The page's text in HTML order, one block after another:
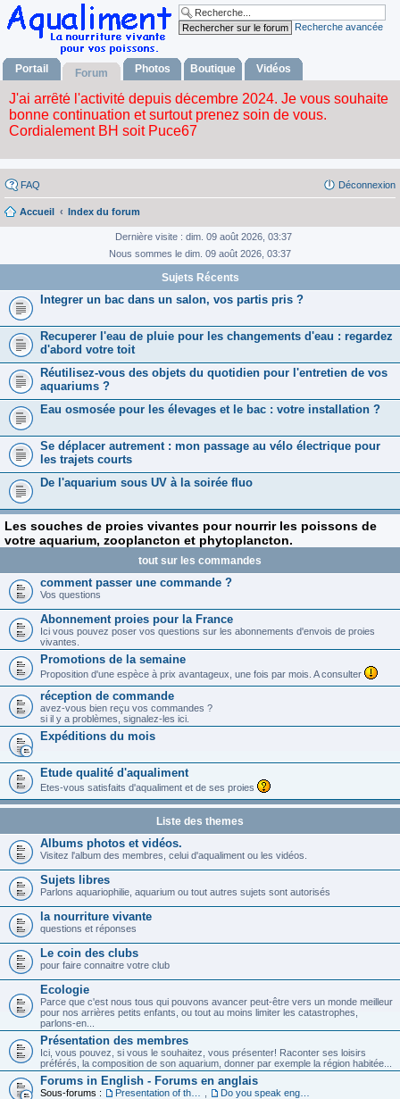
Recherche avancée
Portail Forum Photos Boutique Vidéos
FAQ Déconnexion
Accueil Index du forum
Dernière visite : dim. 09 août 2026, 03:37
Nous sommes le dim. 09 août 2026, 03:37
Sujets Récents
Integrer un bac dans un salon, vos partis pris ?
Recuperer l'eau de pluie pour les changements d'eau : regardez
d'abord votre toit
Réutilisez-vous des objets du quotidien pour l'entretien de vos
aquariums ?
Eau osmosée pour les élevages et le bac : votre installation ?
Se déplacer autrement : mon passage au vélo électrique pour
les trajets courts
De l'aquarium sous UV à la soirée fluo
Les souches de proies vivantes pour nourrir les poissons de
votre aquarium, zooplancton et phytoplancton.
tout sur les commandes
comment passer une commande ?
Vos questions
Abonnement proies pour la France
Ici vous pouvez poser vos questions sur les abonnements d'envois de proies
vivantes.
Promotions de la semaine
Proposition d'une espèce à prix avantageux, une fois par mois. A consulter
réception de commande
avez-vous bien reçu vos commandes ?
si il y a problèmes, signalez-les ici.
Expéditions du mois
Etude qualité d'aqualiment
Etes-vous satisfaits d'aqualiment et de ses proies
Liste des themes
Albums photos et vidéos.
Visitez l'album des membres, celui d'aqualiment ou les vidéos.
Sujets libres
Parlons aquariophilie, aquarium ou tout autres sujets sont autorisés
la nourriture vivante
questions et réponses
Le coin des clubs
pour faire connaitre votre club
Ecologie
Parce que c'est nous tous qui pouvons avancer peut-être vers un monde meilleur
pour nos arrières petits enfants, ou tout au moins limiter les catastrophes,
parlons-en...
Présentation des membres
Ici, vous pouvez, si vous le souhaitez, vous présenter! Raconter ses loisirs
préférés, la composition de son aquarium, donner par exemple la région habitée...
Forums in English - Forums en anglais
Sous-forums :